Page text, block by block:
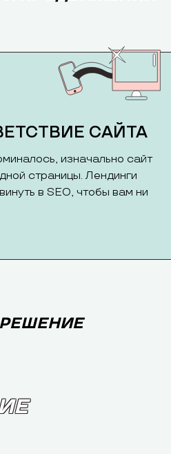
САЙТА
изначально сайт
страницы. Лендинги
в SEO, чтобы вам ни